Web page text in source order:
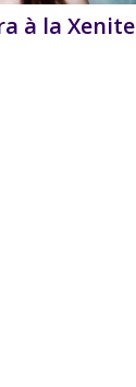
à la Xenite